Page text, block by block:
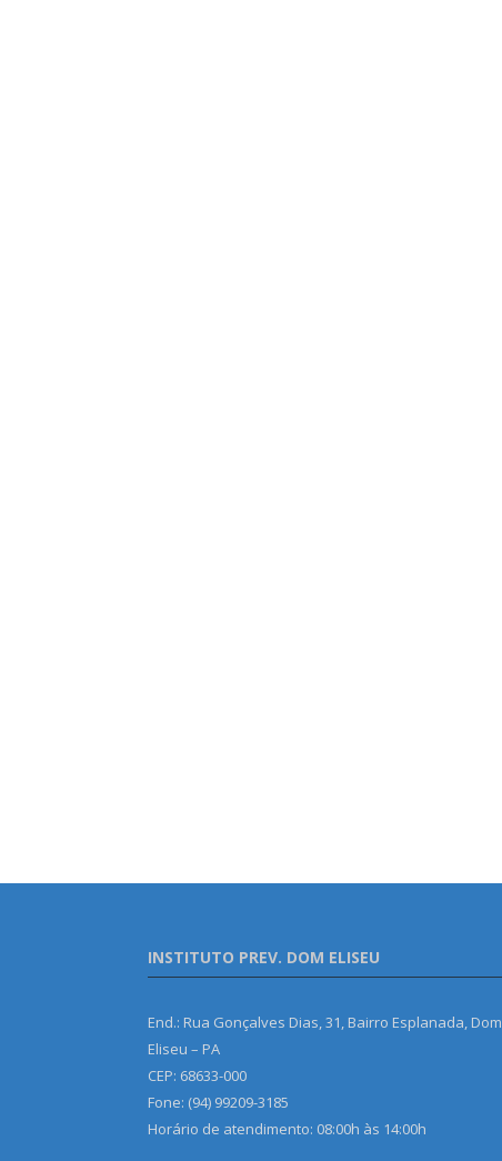
INSTITUTO PREV. DOM ELISEU
End.: Rua Gonçalves Dias, 31, Bairro Esplanada, Dom
Eliseu – PA
CEP: 68633-000
Fone: (94) 99209-3185
Horário de atendimento: 08:00h às 14:00h